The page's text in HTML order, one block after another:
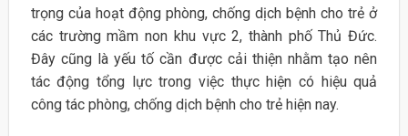
trọng của hoạt động phòng, chống dịch bệnh cho trẻ ở
các trường mầm non khu vực 2, thành phố Thủ Đức.
Đây cũng là yếu tố cần được cải thiện nhằm tạo nên
tác động tổng lực trong việc thực hiện có hiệu quả
công tác phòng, chống dịch bệnh cho trẻ hiện nay.